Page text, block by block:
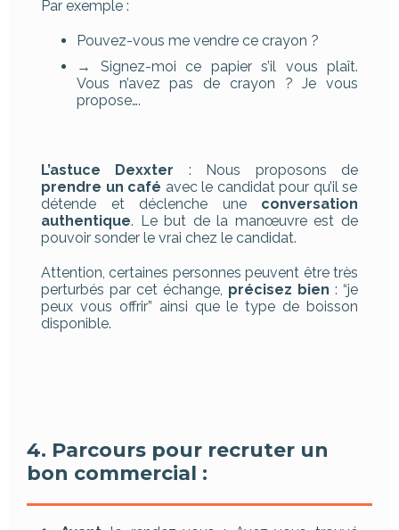
Par exemple :
Pouvez-vous me vendre ce crayon ?
→ Signez-moi ce papier s’il vous plaît.
Vous n’avez pas de crayon ? Je vous
propose….
L’astuce Dexxter : Nous proposons de
prendre un café avec le candidat pour qu’il se
détende et déclenche une conversation
authentique. Le but de la manœuvre est de
pouvoir sonder le vrai chez le candidat.
Attention, certaines personnes peuvent être très
perturbés par cet échange, précisez bien : “je
peux vous offrir” ainsi que le type de boisson
disponible.
4. Parcours pour recruter un
bon commercial :